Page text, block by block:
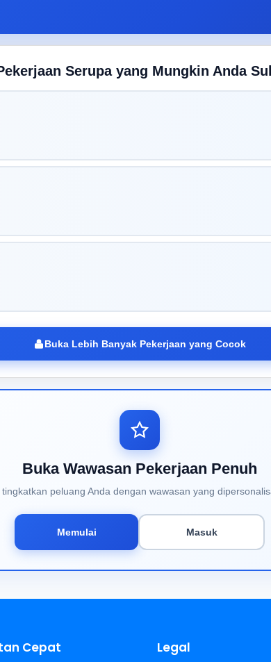
Serupa yang Mungkin Anda
Buka Lebih Banyak Pekerjaan yang Cocok
Buka Wawasan Pekerjaan Penuh
peluang Anda dengan wawasan yang
Memulai Masuk
Cepat Legal